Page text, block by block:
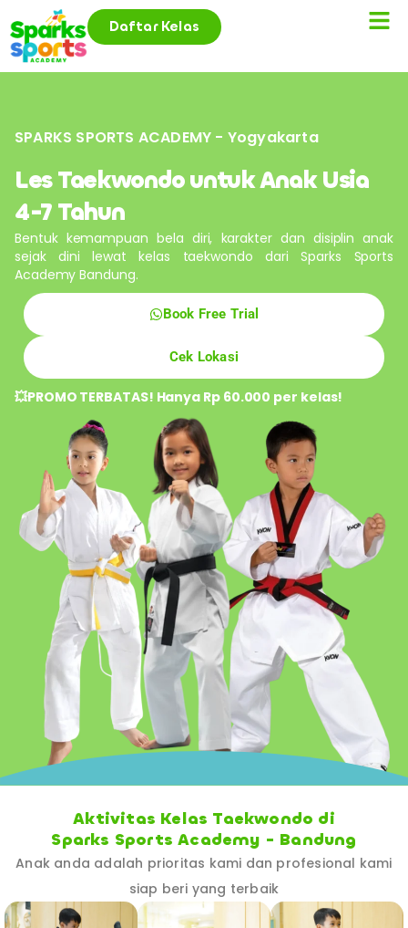
Daftar Kelas
SPARKS SPORTS ACADEMY - Yogyakarta
Les Taekwondo untuk Anak Usia
4-7 Tahun
Bentuk kemampuan bela diri, karakter dan disiplin anak
sejak dini lewat kelas taekwondo dari Sparks Sports
Academy Bandung.
Book Free Trial
Cek Lokasi
💥PROMO TERBATAS! Hanya Rp 60.000 per kelas!
Aktivitas Kelas Taekwondo di
Sparks Sports Academy - Bandung
Anak anda adalah prioritas kami dan profesional kami
siap beri yang terbaik